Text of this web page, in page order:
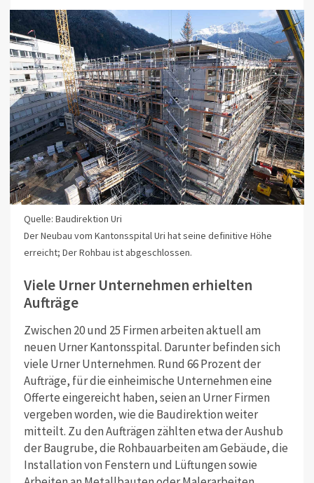
Quelle: Baudirektion Uri
Der Neubau vom Kantonsspital Uri hat seine definitive Höhe
erreicht; Der Rohbau ist abgeschlossen.
Viele Urner Unternehmen erhielten
Aufträge
Zwischen 20 und 25 Firmen arbeiten aktuell am
neuen Urner Kantonsspital. Darunter befinden sich
viele Urner Unternehmen. Rund 66 Prozent der
Aufträge, für die einheimische Unternehmen eine
Offerte eingereicht haben, seien an Urner Firmen
vergeben worden, wie die Baudirektion weiter
mitteilt. Zu den Aufträgen zählten etwa der Aushub
der Baugrube, die Rohbauarbeiten am Gebäude, die
Installation von Fenstern und Lüftungen sowie